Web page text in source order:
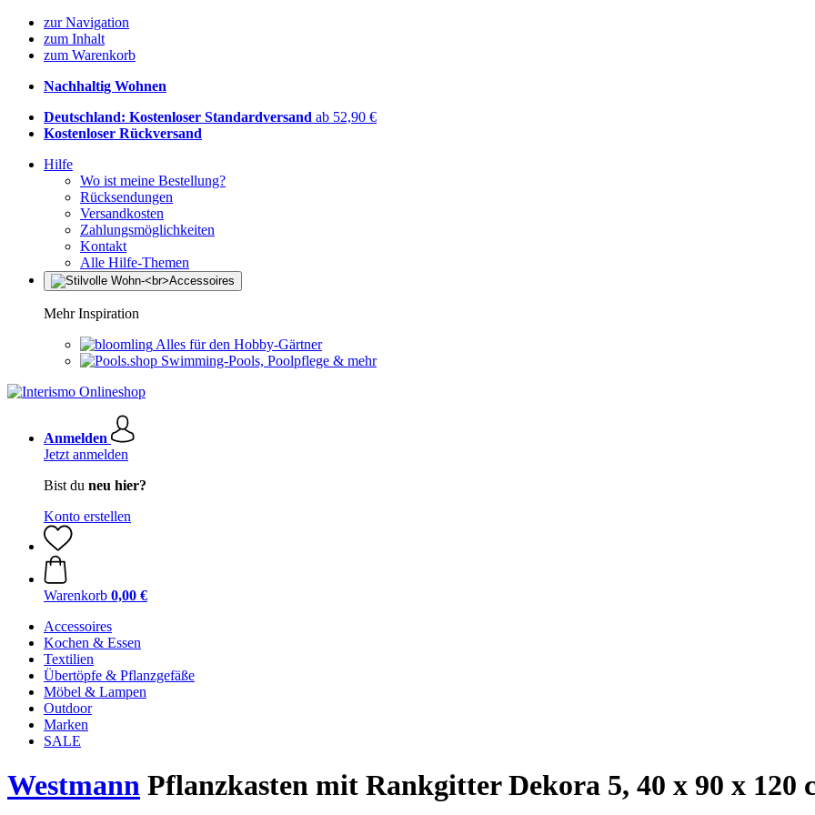
zur Navigation
zum Inhalt
zum Warenkorb
Nachhaltig Wohnen
Deutschland: Kostenloser Standardversand ab 52,90 €
Kostenloser Rückversand
Hilfe
Wo ist meine Bestellung?
Rücksendungen
Versandkosten
Zahlungsmöglichkeiten
Kontakt
Alle Hilfe-Themen
Mehr Inspiration
Alles für den Hobby-Gärtner
Swimming-Pools, Poolpflege & mehr
Anmelden
Jetzt anmelden
Bist du neu hier?
Konto erstellen
Warenkorb 0,00 €
Accessoires
Kochen & Essen
Textilien
Übertöpfe & Pflanzgefäße
Möbel & Lampen
Outdoor
Marken
SALE
Westmann Pflanzkasten mit Rankgitter Dekora 5, 40 x 90 x 120